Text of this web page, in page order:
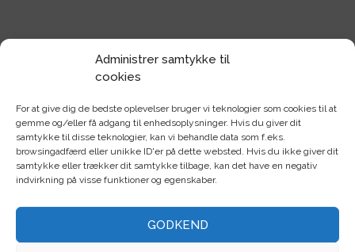
Administrer samtykke til
cookies
For at give dig de bedste oplevelser bruger vi teknologier som cookies til at
gemme og/eller få adgang til enhedsoplysninger. Hvis du giver dit
samtykke til disse teknologier, kan vi behandle data som f.eks.
browsingadfærd eller unikke ID'er på dette websted. Hvis du ikke giver dit
samtykke eller trækker dit samtykke tilbage, kan det have en negativ
indvirkning på visse funktioner og egenskaber.
GODKEND
Find alle dine frø her
Tomater Chili
Frugt Krydderurter
Mikrogrønt Sommerblomster
Frøpakker